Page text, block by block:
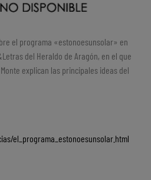
el programa «estonoesunsolar» en
del Heraldo de Aragón, en el que
explican las principales ideas del
el_programa_estonoesunsolar.html